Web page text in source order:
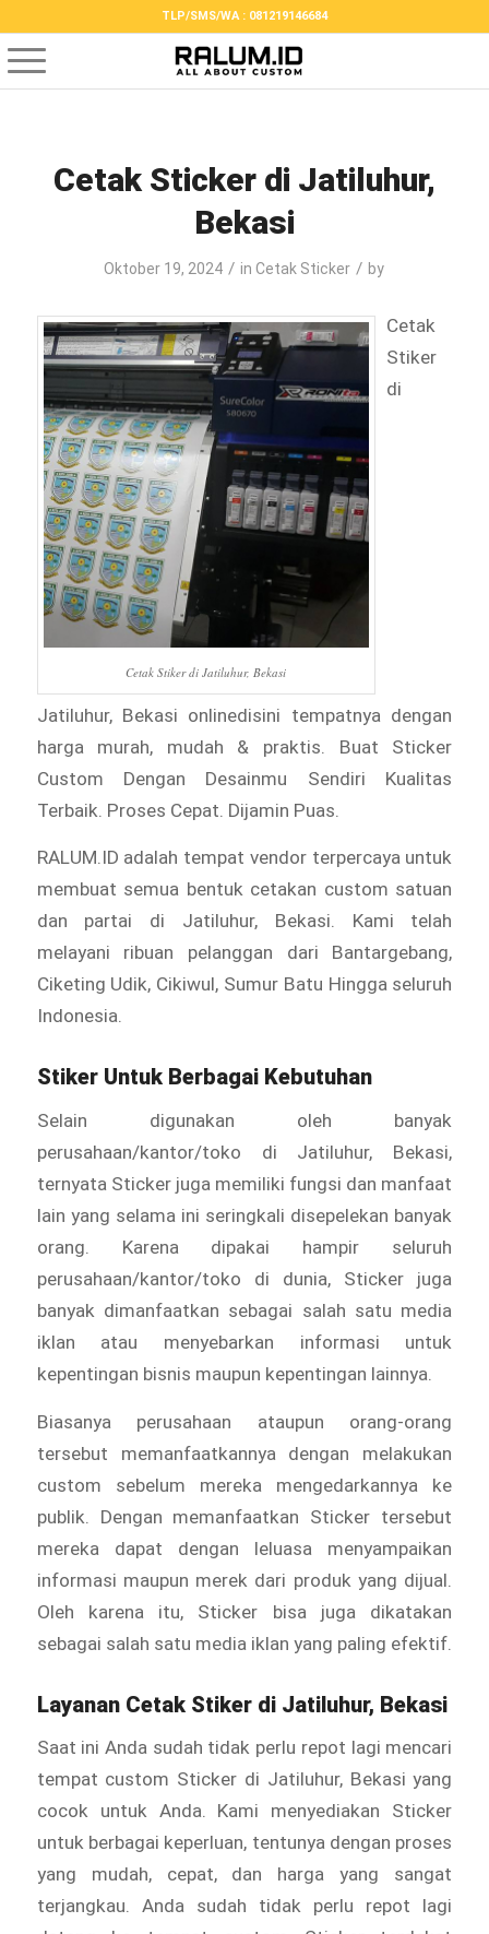
TLP/SMS/WA : 081219146684
Cetak Sticker di Jatiluhur,
Bekasi
Oktober 19, 2024 / inCetak Sticker / by
Cetak Stiker di Jatiluhur, Bekasi
Cetak
Stiker
di
Jatiluhur, Bekasi onlinedisini tempatnya dengan
harga murah, mudah & praktis. Buat Sticker
Custom Dengan Desainmu Sendiri Kualitas
Terbaik. Proses Cepat. Dijamin Puas.
RALUM.ID adalah tempat vendor terpercaya untuk
membuat semua bentuk cetakan custom satuan
dan partai di Jatiluhur, Bekasi. Kami telah
melayani ribuan pelanggan dari Bantargebang,
Ciketing Udik, Cikiwul, Sumur Batu Hingga seluruh
Indonesia.
Stiker Untuk Berbagai Kebutuhan
Selain digunakan oleh banyak
perusahaan/kantor/toko di Jatiluhur, Bekasi,
ternyata Sticker juga memiliki fungsi dan manfaat
lain yang selama ini seringkali disepelekan banyak
orang. Karena dipakai hampir seluruh
perusahaan/kantor/toko di dunia, Sticker juga
banyak dimanfaatkan sebagai salah satu media
iklan atau menyebarkan informasi untuk
kepentingan bisnis maupun kepentingan lainnya.
Biasanya perusahaan ataupun orang-orang
tersebut memanfaatkannya dengan melakukan
custom sebelum mereka mengedarkannya ke
publik. Dengan memanfaatkan Sticker tersebut
mereka dapat dengan leluasa menyampaikan
informasi maupun merek dari produk yang dijual.
Oleh karena itu, Sticker bisa juga dikatakan
sebagai salah satu media iklan yang paling efektif.
Layanan Cetak Stikerdi Jatiluhur, Bekasi
Saat ini Anda sudah tidak perlu repot lagi mencari
tempat custom Sticker di Jatiluhur, Bekasi yang
cocok untuk Anda. Kami menyediakan Sticker
untuk berbagai keperluan, tentunya dengan proses
yang mudah, cepat, dan harga yang sangat
terjangkau. Anda sudah tidak perlu repot lagi